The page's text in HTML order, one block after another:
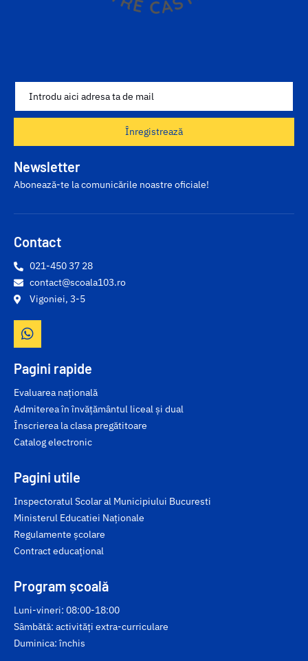
Newsletter
Abonează-te la comunicările noastre oficiale!
Înregistrează
Contact
021-450 37 28
contact@scoala103.ro
Vigoniei, 3-5
Pagini rapide
Evaluarea națională
Admiterea în învățământul liceal și dual
Înscrierea la clasa pregătitoare
Catalog electronic
Pagini utile
Inspectoratul Scolar al Municipiului Bucuresti
Ministerul Educatiei Naționale
Regulamente școlare
Contract educațional
Program școală
Luni-vineri: 08:00-18:00
Sâmbătă: activități extra-curriculare
Duminica: închis